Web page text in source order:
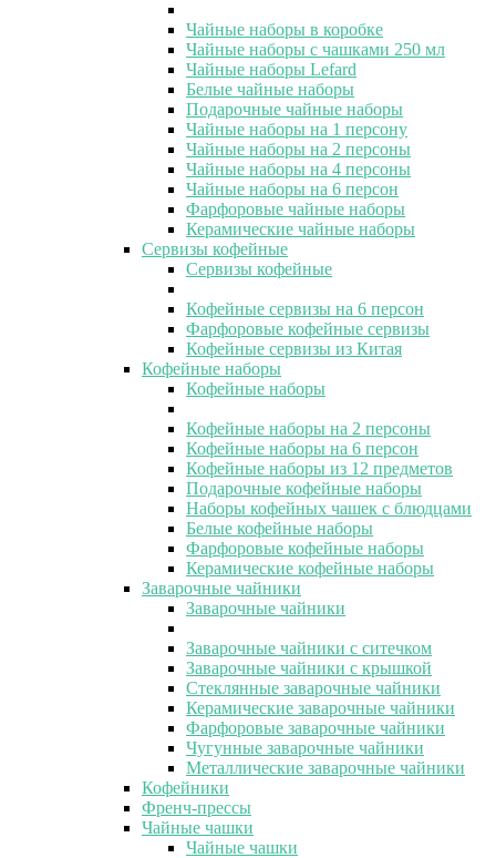
Чайные наборы в коробке
Чайные наборы с чашками 250 мл
Чайные наборы Lefard
Белые чайные наборы
Подарочные чайные наборы
Чайные наборы на 1 персону
Чайные наборы на 2 персоны
Чайные наборы на 4 персоны
Чайные наборы на 6 персон
Фарфоровые чайные наборы
Керамические чайные наборы
Сервизы кофейные
Сервизы кофейные
Кофейные сервизы на 6 персон
Фарфоровые кофейные сервизы
Кофейные сервизы из Китая
Кофейные наборы
Кофейные наборы
Кофейные наборы на 2 персоны
Кофейные наборы на 6 персон
Кофейные наборы из 12 предметов
Подарочные кофейные наборы
Наборы кофейных чашек с блюдцами
Белые кофейные наборы
Фарфоровые кофейные наборы
Керамические кофейные наборы
Заварочные чайники
Заварочные чайники
Заварочные чайники с ситечком
Заварочные чайники с крышкой
Стеклянные заварочные чайники
Керамические заварочные чайники
Фарфоровые заварочные чайники
Чугунные заварочные чайники
Металлические заварочные чайники
Кофейники
Френч-прессы
Чайные чашки
Чайные чашки